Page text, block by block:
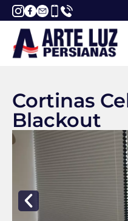
Cortinas
Blackout